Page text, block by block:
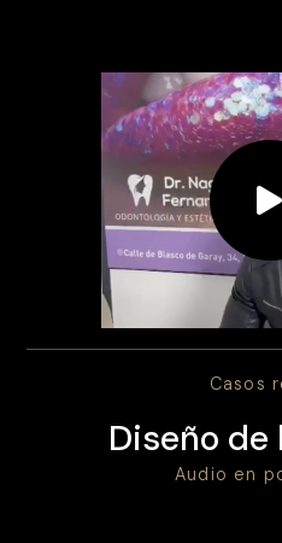
Casos
Diseño de
Audio en